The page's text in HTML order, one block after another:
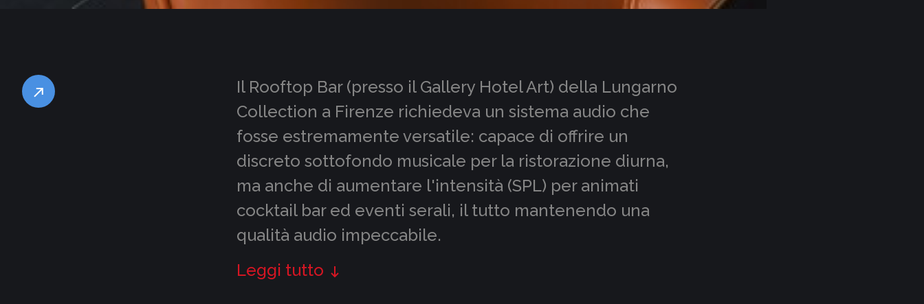
Il Rooftop Bar (presso il Gallery Hotel Art) della Lungarno
Collection a Firenze richiedeva un sistema audio che
fosse estremamente versatile: capace di offrire un
discreto sottofondo musicale per la ristorazione diurna,
ma anche di aumentare l'intensità (SPL) per animati
cocktail bar ed eventi serali, il tutto mantenendo una
qualità audio impeccabile.
Leggi tutto